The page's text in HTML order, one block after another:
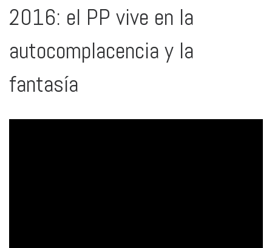
2016: el PP vive en la
autocomplacencia y la
fantasía